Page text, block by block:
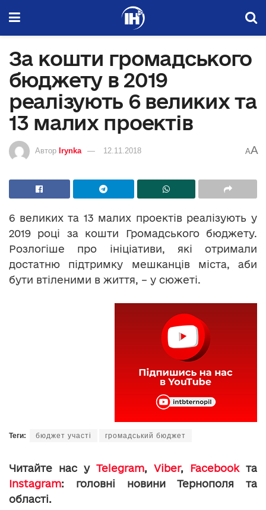
За кошти громадського
бюджету в 2019
реалізують 6 великих та
13 малих проектів
Автор Irynka 12.11.2018 AA
6 великих та 13 малих проектів реалізують у
2019 році за кошти Громадського бюджету.
Розлогіше про ініціативи, які отримали
достатню підтримку мешканців міста, аби
бути втіленими в життя, – у сюжеті.
Теги: бюджет участі громадський бюджет
Читайте нас у Telegram, Viber, Facebookта
Instagram: головні новини Тернополя та
області.